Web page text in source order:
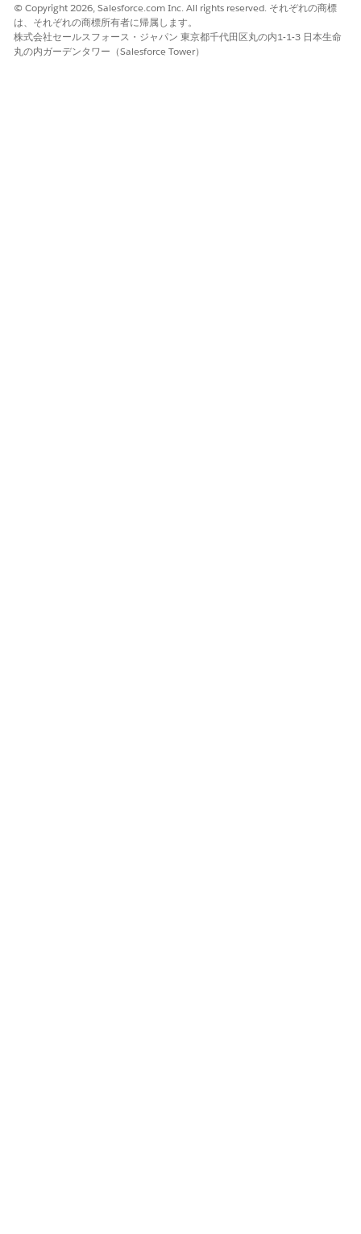
© Copyright 2026, Salesforce.com Inc. All rights reserved. それぞれの商標
は、それぞれの商標所有者に帰属します。
株式会社セールスフォース・ジャパン 東京都千代田区丸の内1-1-3 日本生命
丸の内ガーデンタワー（Salesforce Tower）